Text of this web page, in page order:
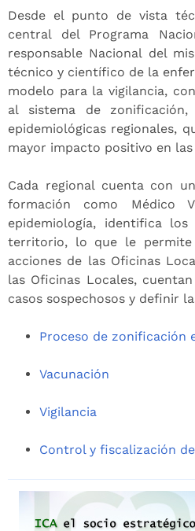
Desde el punto de vista
central del Programa
responsable Nacional del
técnico y científico de la
modelo para la vigilancia,
al sistema de
epidemiológicas regionales,
mayor impacto positivo en
Cada regional cuenta con
formación como Médico
epidemiología, identifica
territorio, lo que le permite
acciones de las Oficinas
las Oficinas Locales,
casos sospechosos y definir
Proceso de zonificación
Vacunación
Vigilancia
Control y fiscalización